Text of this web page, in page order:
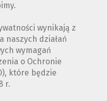
wynikają z
naszych działań
wymagań
o Ochronie
które będzie
r.